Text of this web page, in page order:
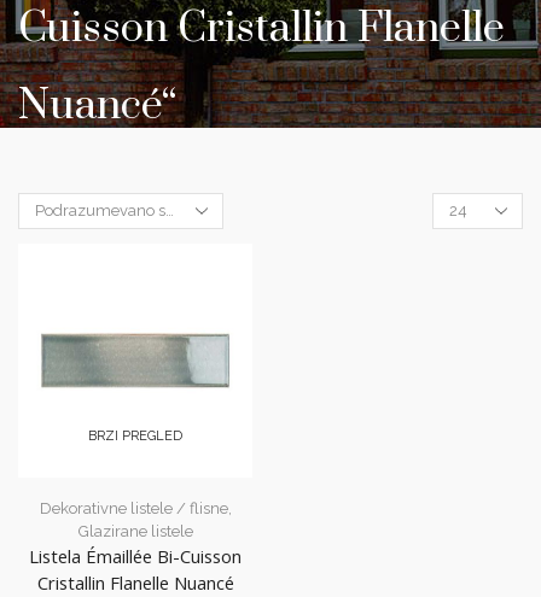
Cuisson Cristallin Flanelle
Nuancé“
Products
per
BRZI PREGLED
Dekorativne listele / flisne,
Glazirane listele
Listela Émaillée Bi-Cuisson
Cristallin Flanelle Nuancé